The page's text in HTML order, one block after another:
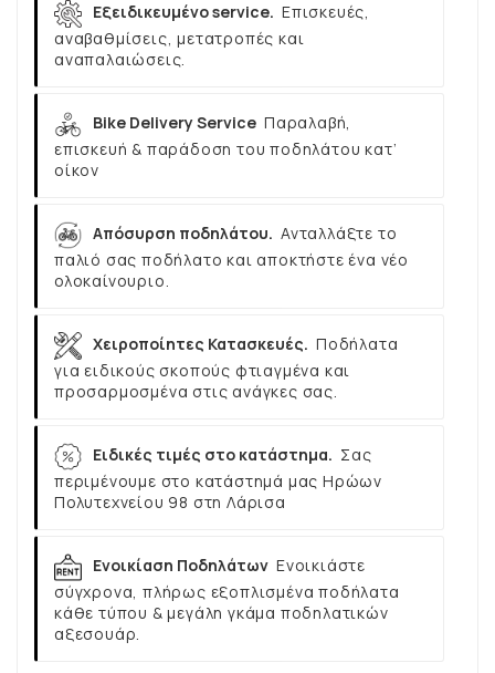
Εξειδικευμένο service. Επισκευές,
αναβαθμίσεις, μετατροπές και
αναπαλαιώσεις.
Bike Delivery Service Παραλαβή,
επισκευή & παράδοση του ποδηλάτου κατ’
οίκον
Απόσυρση ποδηλάτου. Ανταλλάξτε το
παλιό σας ποδήλατο και αποκτήστε ένα νέο
ολοκαίνουριο.
Χειροποίητες Κατασκευές. Ποδήλατα
για ειδικούς σκοπούς φτιαγμένα και
προσαρμοσμένα στις ανάγκες σας.
Ειδικές τιμές στο κατάστημα. Σας
περιμένουμε στο κατάστημά μας Ηρώων
Πολυτεχνείου 98 στη Λάρισα
Ενοικίαση Ποδηλάτων Ενοικιάστε
σύγχρονα, πλήρως εξοπλισμένα ποδήλατα
κάθε τύπου & μεγάλη γκάμα ποδηλατικών
αξεσουάρ.